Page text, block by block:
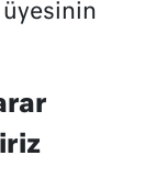
üyesinin